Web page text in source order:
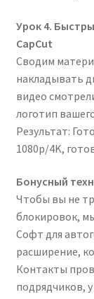
Урок 4.
CapCut
Сводим
накладывать
видео
логотип
Результат:
1080p/4K,
Бонусный
Чтобы вы не
блокировок,
Софт для
расширение,
Контакты
подрядчиков,